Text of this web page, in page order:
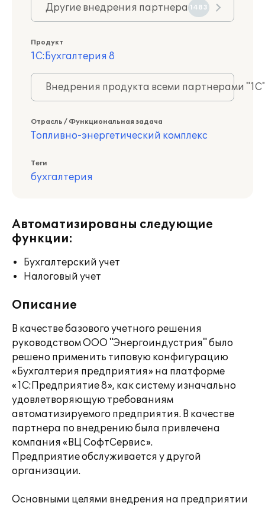
Другие внедрения партнера 1483
Продукт
1С:Бухгалтерия 8
Внедрения продукта всеми партнерами
Отрасль / Функциональная задача
Топливно-энергетический комплекс
Теги
бухгалтерия
Автоматизированы следующие
функции:
Бухгалтерский учет
Налоговый учет
Описание
В качестве базового учетного решения
руководством ООО "Энергоиндустрия" было
решено применить типовую конфигурацию
«Бухгалтерия предприятия» на платформе
«1С:Предприятие 8», как систему изначально
удовлетворяющую требованиям
автоматизируемого предприятия. В качестве
партнера по внедрению была привлечена
компания «ВЦ СофтСервис».
Предприятие обслуживается у другой
организации.
Основными целями внедрения на предприятии